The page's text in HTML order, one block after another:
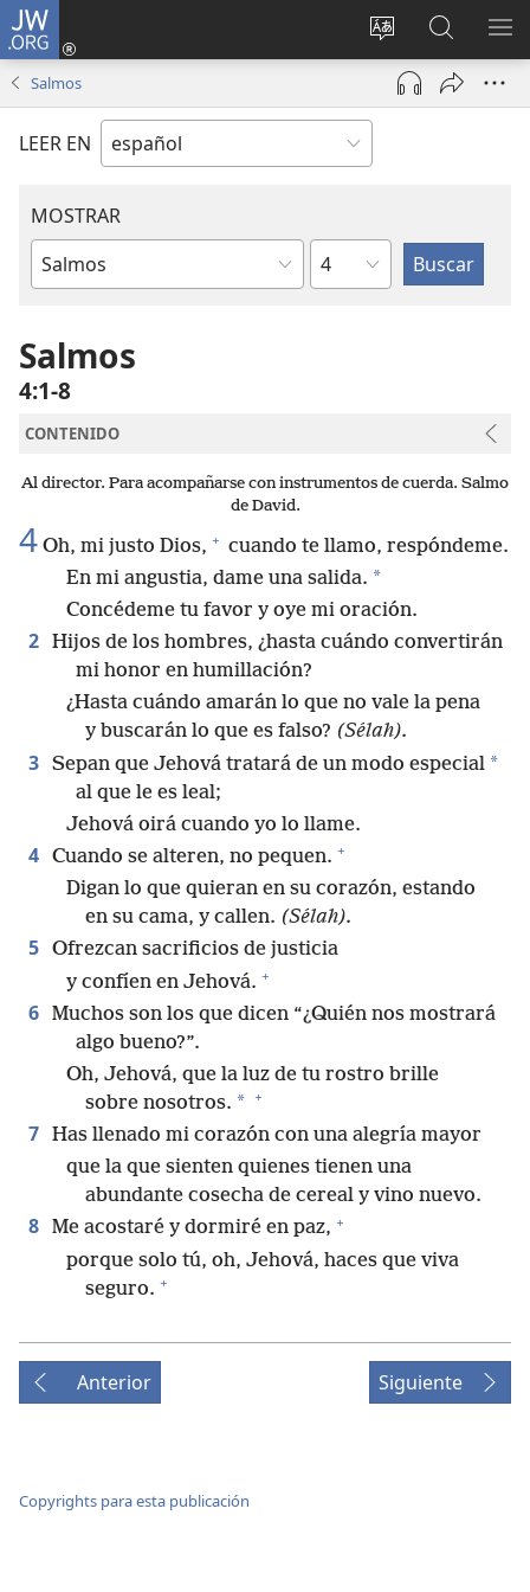
JW.ORG
Cambiar
idioma
del sitio
Iniciar
sesión
(abre
nueva
en
jw.org
Salmos
LEER EN
MOSTRAR
Libro
la
Biblia
Capítulo
Salmos
4:1-8
CONTENIDO
Al director. Para acompañarse con instrumentos de cuerda. Salmo
de David.
4 Oh, mi justo Dios, + cuando te llamo, respóndeme.
En mi angustia, dame una salida. *
Concédeme tu favor y oye mi oración.
2 Hijos de los hombres, ¿hasta cuándo convertirán
mi honor en humillación?
¿Hasta cuándo amarán lo que no vale la pena
y buscarán lo que es falso? (Sélah).
3 Sepan que Jehová tratará de un modo especial *
al que le es leal;
Jehová oirá cuando yo lo llame.
4 Cuando se alteren, no pequen. +
Digan lo que quieran en su corazón, estando
en su cama, y callen. (Sélah).
5 Ofrezcan sacrificios de justicia
y confíen en Jehová. +
6 Muchos son los que dicen “¿Quién nos mostrará
algo bueno?”.
Oh, Jehová, que la luz de tu rostro brille
sobre nosotros. * +
7 Has llenado mi corazón con una alegría mayor
que la que sienten quienes tienen una
abundante cosecha de cereal y vino nuevo.
8 Me acostaré y dormiré en paz, +
porque solo tú, oh, Jehová, haces que viva
seguro. +
Anterior Siguiente
Copyrights para esta publicación